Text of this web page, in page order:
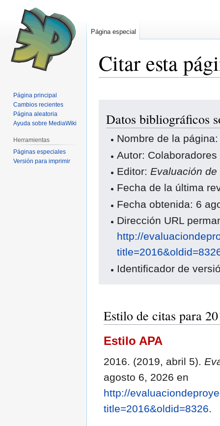
Citar esta
navegación
búsqueda
Datos bibliográficos
Nombre de la
Autor:
Editor: Evaluación
Fecha de la última
Fecha obtenida: 6
Dirección URL
http://
Identificador de
Estilo de citas para
Estilo APA
2016. (2019, abril 5).
agosto 6, 2026 en
http://
title=2016&oldid=8326.
Página especial
Página principal
Cambios recientes
Página aleatoria
Ayuda sobre MediaWiki
Herramientas
Páginas especiales
Versión para imprimir